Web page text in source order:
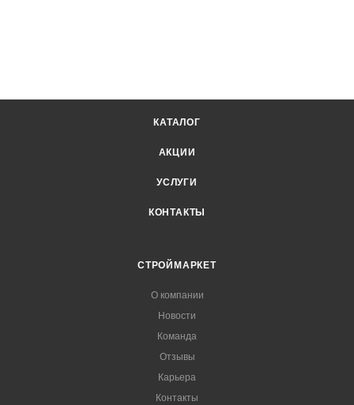
КАТАЛОГ
АКЦИИ
УСЛУГИ
КОНТАКТЫ
СТРОЙМАРКЕТ
О компании
Новости
Команда
Отзывы
Карьера
Контакты